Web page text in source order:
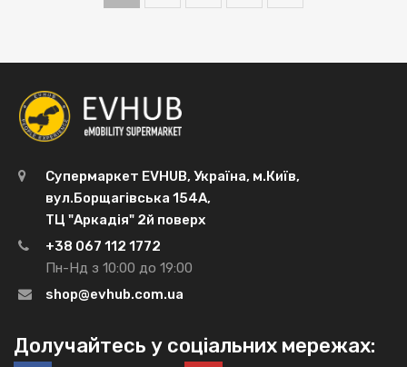
Супермаркет EVHUB, Україна, м.Київ,
вул.Борщагівська 154А,
ТЦ "Аркадія" 2й поверх
+38 067 112 1772
Пн-Нд з 10:00 до 19:00
shop@evhub.com.ua
Долучайтесь у соціальних мережах: